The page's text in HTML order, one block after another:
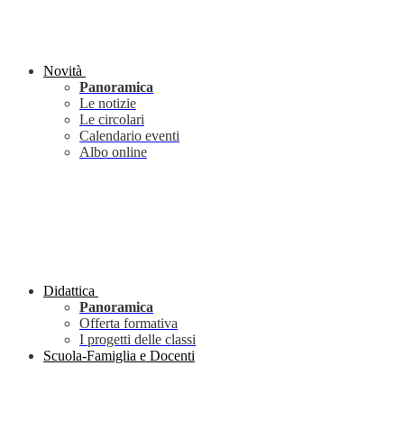
Novità
Panoramica
Le notizie
Le circolari
Calendario eventi
Albo online
Didattica
Panoramica
Offerta formativa
I progetti delle classi
Scuola-Famiglia e Docenti